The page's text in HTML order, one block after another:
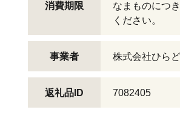
消費期限
なまものにつ
ください。
事業者 株式会社ひら
返礼品ID 7082405